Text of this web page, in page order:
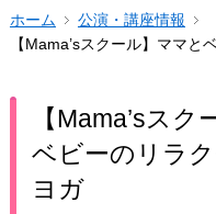
ホーム
公演・講座情報
【Mama’sスクール】ママ
【Mama’sスク
ベビーのリラ
ヨガ